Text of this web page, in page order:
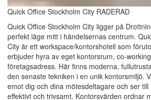
Quick Office Stockholm City RADERAD
Quick Office Stockholm City ligger på
perfekt läge mitt i händelsernas centrum.
City är ett workspace/kontorshotell som
erbjuder hyra av eget kontorsrum, co-
företagsadress. Här finns moderna,
den senaste tekniken i en unik kontorsmiljö.
emot dig och dina mötesdeltagare och ser
effektivt och trivsamt. Kontorsvärden ordnar